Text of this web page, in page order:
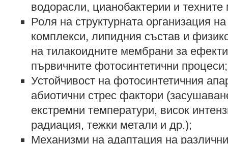
водорасли, цианобактерии и техните
Роля на структурната организация
комплекси, липидния състав и
на тилакоидните мембрани за
първичните фотосинтетични процеси;
Устойчивост на фотосинтетичния
абиотични стрес фактори
екстремни температури, висок
радиация, тежки метали и др.);
Механизми на адаптация на